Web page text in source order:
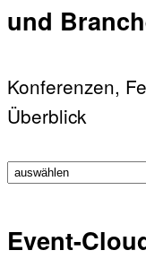
und
Konferenzen,
Überblick
Event-